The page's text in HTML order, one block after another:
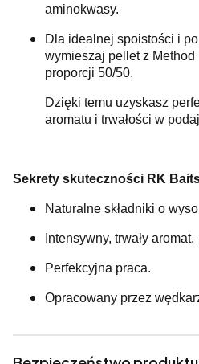
aminokwasy.
Dla idealnej spoistości i
wymieszaj pellet z
proporcji 50/50.
Dzięki temu uzyskasz
aromatu i trwałości w
Sekrety skuteczności RK
Naturalne składniki o
Intensywny, trwały aromat.
Perfekcyjna praca.
Opracowany przez